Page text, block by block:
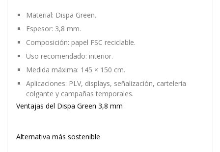
Material: Dispa Green.
Espesor: 3,8 mm.
Composición: papel FSC reciclable.
Uso recomendado: interior.
Medida máxima: 145 × 150 cm.
Aplicaciones: PLV, displays, señalización, cartelería
colgante y campañas temporales.
Ventajas del Dispa Green 3,8 mm
Alternativa más sostenible